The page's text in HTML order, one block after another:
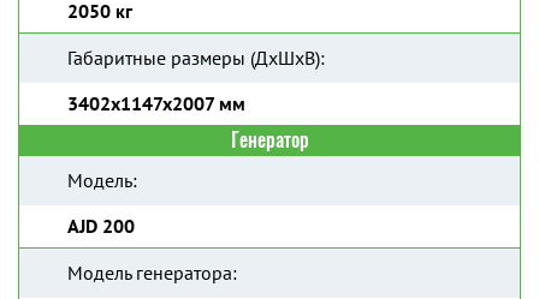
2050 кг
Габаритные размеры (ДхШхВ):
3402x1147x2007 мм
Генератор
Модель:
AJD 200
Модель генератора: